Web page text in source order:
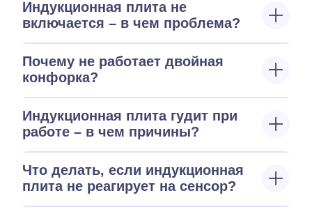
Индукционная плита не
включается – в чем проблема?
Почему не работает двойная
конфорка?
Индукционная плита гудит при
работе – в чем причины?
Что делать, если индукционная
плита не реагирует на сенсор?